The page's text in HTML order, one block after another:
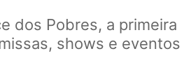
dos Pobres, a primeira
shows e eventos